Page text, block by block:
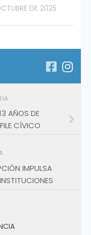
DE 2025
AÑOS DE
CÍVICO
IMPULSA